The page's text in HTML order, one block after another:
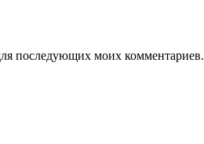
последующих моих комментариев.